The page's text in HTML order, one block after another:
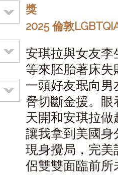
獎
2025 倫敦
安琪拉與女友
等來胚胎著床
一頭好友珉向
脅切斷金援。
天開和安琪拉
讓我拿到美國
現身攪局，完
侶雙雙面臨前